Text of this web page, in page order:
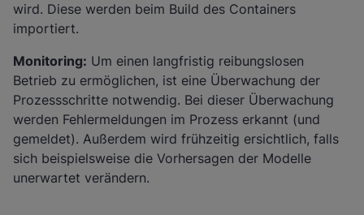
wird. Diese werden beim Build des Containers
importiert.
Monitoring: Um einen langfristig reibungslosen
Betrieb zu ermöglichen, ist eine Überwachung der
Prozessschritte notwendig. Bei dieser Überwachung
werden Fehlermeldungen im Prozess erkannt (und
gemeldet). Außerdem wird frühzeitig ersichtlich, falls
sich beispielsweise die Vorhersagen der Modelle
unerwartet verändern.